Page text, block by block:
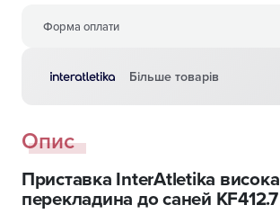
Форма оплати
Більше товарів
Опис
Приставка InterAtletika висока
перекладина до саней KF412.7